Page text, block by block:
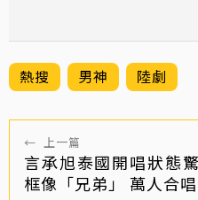
熱搜 男神 陸劇
← 上一篇
言承旭泰國開唱狀態
框像「兄弟」 萬人合